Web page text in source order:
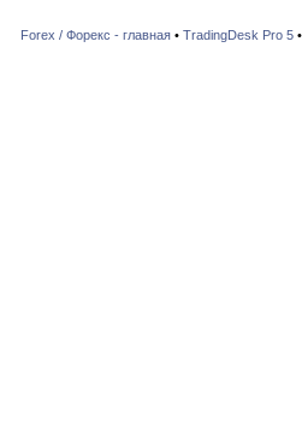
Forex / Форекс - главная• TradingDesk Pro 5•